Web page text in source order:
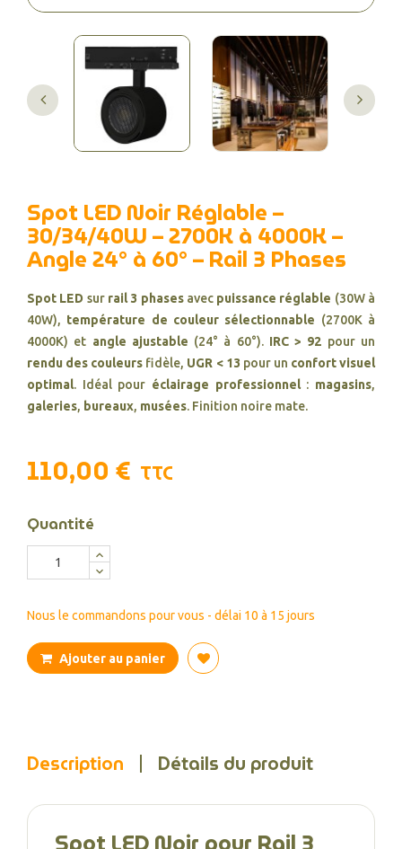
Spot LED Noir Réglable –
30/34/40W – 2700K à 4000K –
Angle 24° à 60° – Rail 3 Phases
Spot LED sur rail 3 phasesavec puissance réglable (30W à
40W), température de couleur sélectionnable (2700K à
4000K) et angle ajustable (24° à 60°). IRC > 92 pour un
rendu des couleurs fidèle, UGR < 13 pour un confort visuel
optimal. Idéal pour éclairage professionnel: magasins,
galeries, bureaux, musées. Finition noire mate.
110,00 € TTC
Quantité
Nous le commandons pour vous - délai 10 à 15 jours
Ajouter au panier
Description Détails du produit